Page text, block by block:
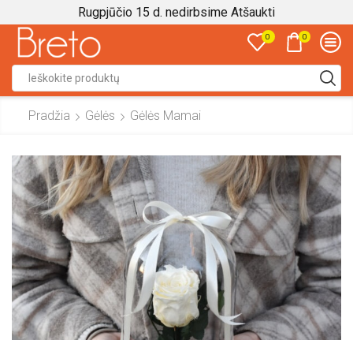
Rugpjūčio 15 d. nedirbsime Atšaukti
0 0
input
Pradžia Gėlės Gėlės Mamai